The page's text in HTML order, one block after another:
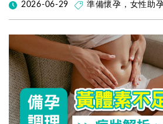
2026-06-29 準備懷孕 ， 女性助